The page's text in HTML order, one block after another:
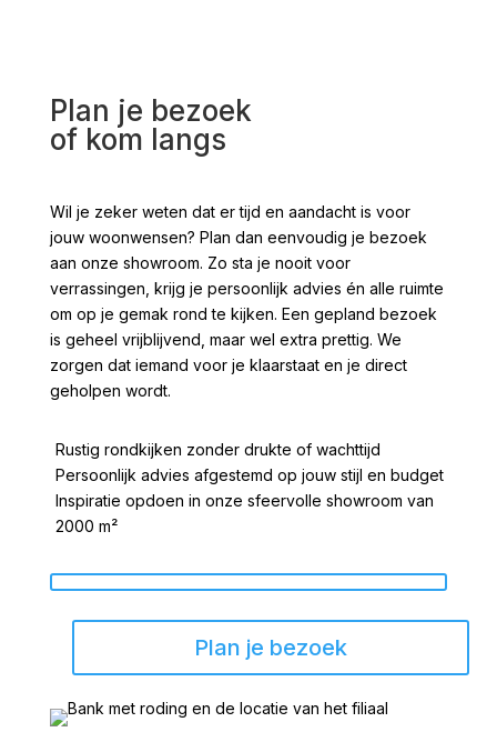
Plan je bezoek
of kom langs
Wil je zeker weten dat er tijd en aandacht is voor
jouw woonwensen? Plan dan eenvoudig je bezoek
aan onze showroom. Zo sta je nooit voor
verrassingen, krijg je persoonlijk advies én alle ruimte
om op je gemak rond te kijken. Een gepland bezoek
is geheel vrijblijvend, maar wel extra prettig. We
zorgen dat iemand voor je klaarstaat en je direct
geholpen wordt.
Rustig rondkijken zonder drukte of wachttijd
Persoonlijk advies afgestemd op jouw stijl en budget
Inspiratie opdoen in onze sfeervolle showroom van
2000 m²
Plan je bezoek